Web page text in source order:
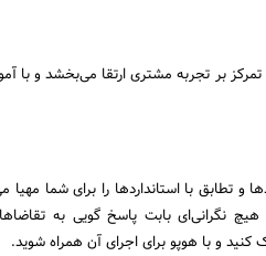
بر تجربه مشتری ارتقا می‌بخشد و با
و تطابق با استانداردها را برای شما مهیا
نگرانی‌‌ای بابت پاسخ گویی به
و با هوپو برای اجرای آن همراه شوید.